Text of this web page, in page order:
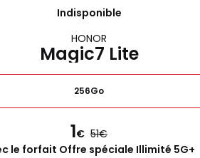
Indisponible
HONOR
Magic7 Lite
256Go
1€ 51
le forfait Offre spéciale Illimité 5G+